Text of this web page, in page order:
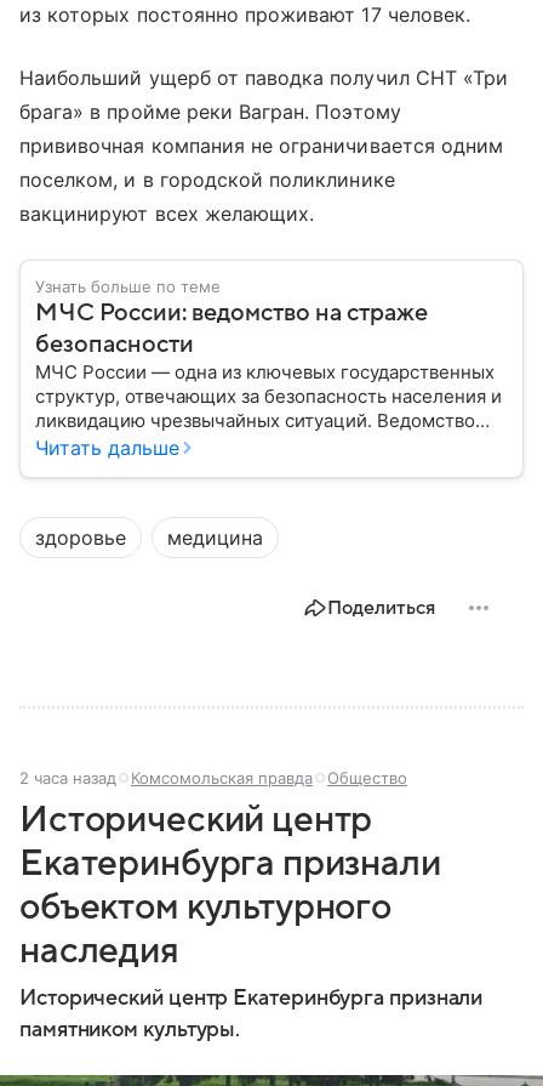
из которых постоянно проживают 17 человек.
Наибольший ущерб от паводка получил СНТ «Три
брага» в пройме реки Вагран. Поэтому
прививочная компания не ограничивается одним
поселком, и в городской поликлинике
вакцинируют всех желающих.
Узнать больше по теме
МЧС России: ведомство на страже
безопасности
МЧС России — одна из ключевых государственных
структур, отвечающих за безопасность населения и
ликвидацию чрезвычайных ситуаций. Ведомство
играет важную роль в защите граждан от
представляет собой МЧС, как оно устроено, какие
задачи выполняет и какую роль играет в
современной России.
Читать дальше
здоровье медицина
Поделиться
2 часа назад Комсомольская правда Общество
Исторический центр
Екатеринбурга признали
объектом культурного
наследия
Исторический центр Екатеринбурга признали
памятником культуры.